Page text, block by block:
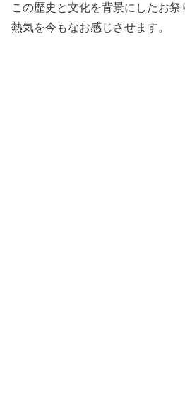
この歴史と文化を背景にしたお
熱気を今もなお感じさせます。